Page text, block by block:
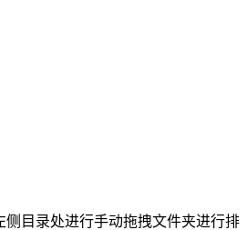
目录处进行手动拖拽文件夹进行排